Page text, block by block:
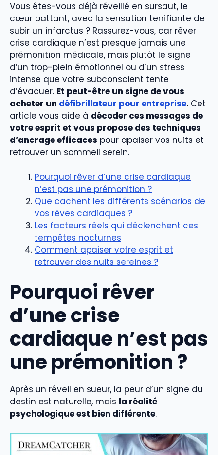
Vous êtes-vous déjà réveillé en sursaut, le
cœur battant, avec la sensation terrifiante de
subir un infarctus ? Rassurez-vous, car rêver
crise cardiaque n’est presque jamais une
prémonition médicale, mais plutôt le signe
d’un trop-plein émotionnel ou d’un stress
intense que votre subconscient tente
d’évacuer. Et peut-être un signe de vous
acheter un défibrillateur pour entreprise. Cet
article vous aide à décoder ces messages de
votre esprit et vous propose des techniques
d’ancrage efficaces pour apaiser vos nuits et
retrouver un sommeil serein.
Pourquoi rêver d’une crise cardiaque
n’est pas une prémonition ?
Que cachent les différents scénarios de
vos rêves cardiaques ?
Les facteurs réels qui déclenchent ces
tempêtes nocturnes
Comment apaiser votre esprit et
retrouver des nuits sereines ?
Pourquoi rêver
d’une crise
cardiaque n’est pas
une prémonition ?
Après un réveil en sueur, la peur d’un signe du
destin est naturelle, mais la réalité
psychologique est bien différente.